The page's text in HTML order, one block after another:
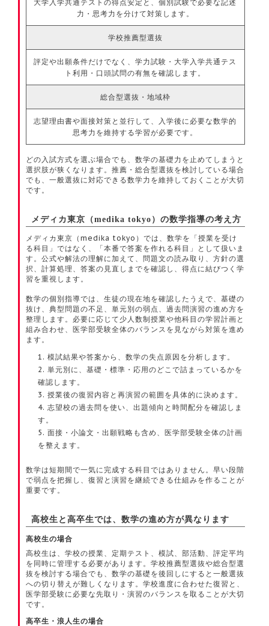
大学入学共通テストの得点安定と、個別試験で必要な記述
力・思考力を分けて対策します。
学校推薦型選抜
評定や出願条件だけでなく、学力試験・大学入学共通テス
ト利用・口頭試問の有無を確認します。
総合型選抜・地域枠
志望理由書や面接対策と並行して、入学後に必要な数学的
思考力を維持する学習が必要です。
どの入試方式を選ぶ場合でも、数学の基礎力を止めてしまうと
選択肢が狭くなります。推薦・総合型選抜を検討している場合
でも、一般選抜に対応できる数学力を維持しておくことが大切
です。
メディカ東京（medika tokyo）の数学指導の考え方
メディカ東京（medika tokyo）では、数学を「授業を受け
る科目」ではなく、「本番で答案を作れる科目」として扱いま
す。公式や解法の理解に加えて、問題文の読み取り、方針の選
択、計算処理、答案の見直しまでを確認し、得点に結びつく学
習を重視します。
数学の個別指導では、生徒の現在地を確認したうえで、基礎の
抜け、典型問題の不足、単元別の弱点、過去問演習の進め方を
整理します。必要に応じて少人数制授業や他科目の学習計画と
組み合わせ、医学部受験全体のバランスを見ながら対策を進め
ます。
模試結果や答案から、数学の失点原因を分析します。
単元別に、基礎・標準・応用のどこで詰まっているかを
確認します。
授業後の復習内容と再演習の範囲を具体的に決めます。
志望校の過去問を使い、出題傾向と時間配分を確認しま
す。
面接・小論文・出願戦略も含め、医学部受験全体の計画
を整えます。
数学は短期間で一気に完成する科目ではありません。早い段階
で弱点を把握し、復習と演習を継続できる仕組みを作ることが
重要です。
高校生と高卒生では、数学の進め方が異なります
高校生の場合
高校生は、学校の授業、定期テスト、模試、部活動、評定平均
を同時に管理する必要があります。学校推薦型選抜や総合型選
抜を検討する場合でも、数学の基礎を後回しにすると一般選抜
への切り替えが難しくなります。学校進度に合わせた復習と、
医学部受験に必要な先取り・演習のバランスを取ることが大切
です。
高卒生・浪人生の場合